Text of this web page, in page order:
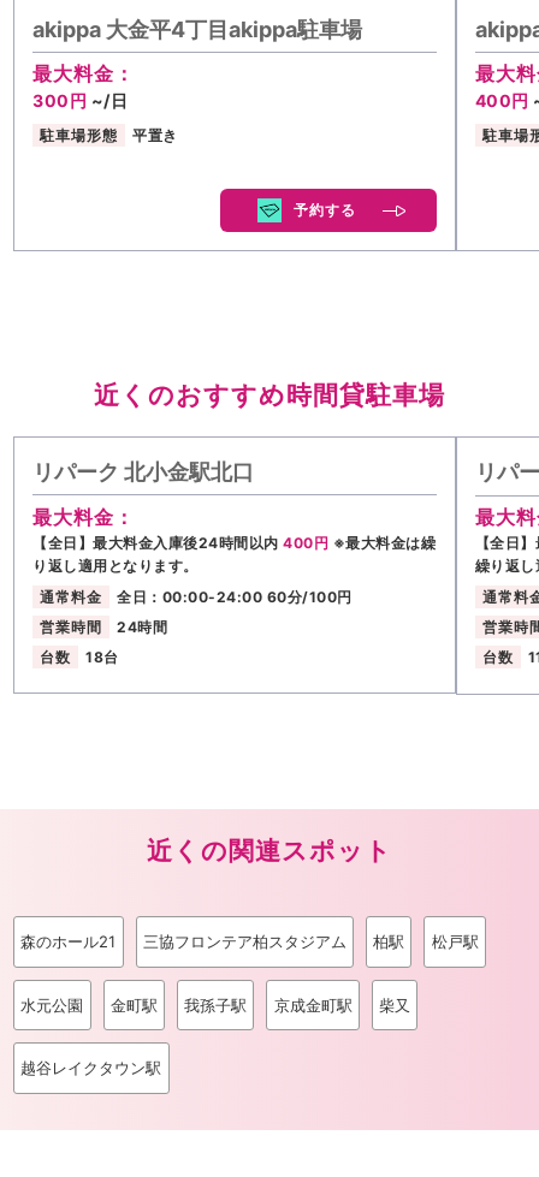
akippa 大金平4丁目akippa駐車場
最大料金：
300円 ~/日
駐車場形態 平置き
予約する
最大
400円
駐車場
近くのおすすめ時間貸駐車場
リパーク 北小金駅北口
最大料金：
【全日】最大料金入庫後24時間以内400円 ※最大料金は繰
り返し適用となります。
通常料金
全日：00:00-24:00 60分/100円
営業時間
24時間
台数
18台
リパ
最大
【全日
繰り返
通常料
営業時
台数
近くの関連スポット
森のホール21 三協フロンテア柏スタジアム 柏駅 松戸駅
水元公園 金町駅 我孫子駅 京成金町駅 柴又
越谷レイクタウン駅